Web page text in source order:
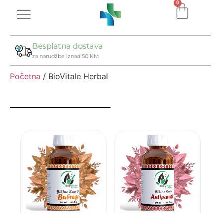
0
Besplatna dostava
za narudžbe iznad 50 KM
Početna / BioVitale Herbal